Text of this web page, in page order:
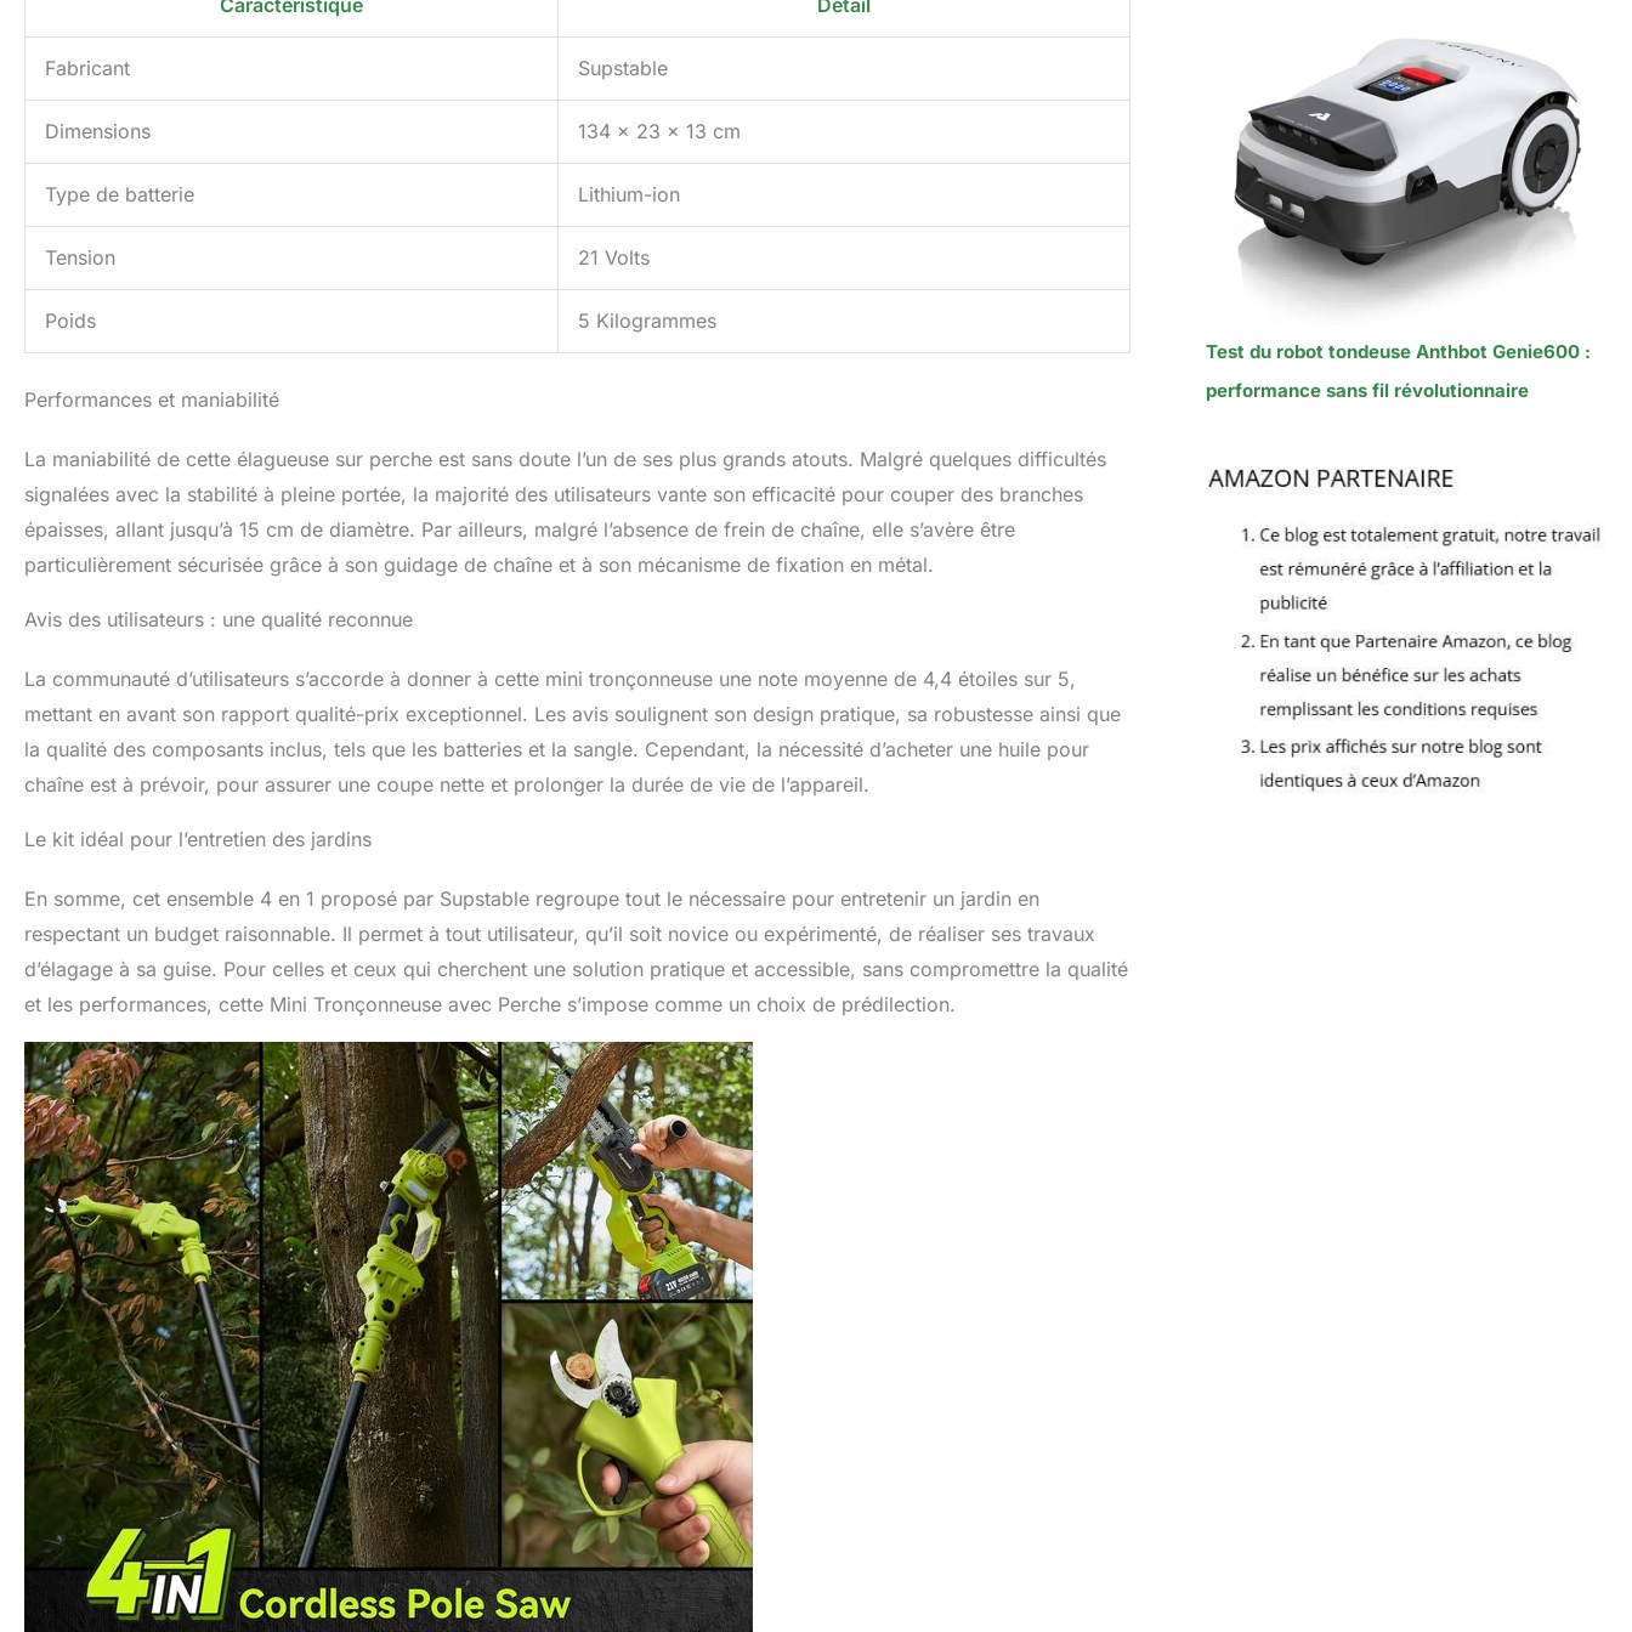
Caractéristique Détail
Fabricant Supstable
Dimensions 134 x 23 x 13 cm
Type de batterie Lithium-ion
Tension 21 Volts
Poids 5 Kilogrammes
Performances et maniabilité
La maniabilité de cette élagueuse sur perche est sans doute l’un de ses plus grands atouts. Malgré quelques difficultés
signalées avec la stabilité à pleine portée, la majorité des utilisateurs vante son efficacité pour couper des branches
épaisses, allant jusqu’à 15 cm de diamètre. Par ailleurs, malgré l’absence de frein de chaîne, elle s’avère être
particulièrement sécurisée grâce à son guidage de chaîne et à son mécanisme de fixation en métal.
Avis des utilisateurs : une qualité reconnue
La communauté d’utilisateurs s’accorde à donner à cette mini tronçonneuse une note moyenne de 4,4 étoiles sur 5,
mettant en avant son rapport qualité-prix exceptionnel. Les avis soulignent son design pratique, sa robustesse ainsi que
la qualité des composants inclus, tels que les batteries et la sangle. Cependant, la nécessité d’acheter une huile pour
chaîne est à prévoir, pour assurer une coupe nette et prolonger la durée de vie de l’appareil.
Le kit idéal pour l’entretien des jardins
En somme, cet ensemble 4 en 1 proposé par Supstable regroupe tout le nécessaire pour entretenir un jardin en
respectant un budget raisonnable. Il permet à tout utilisateur, qu’il soit novice ou expérimenté, de réaliser ses travaux
d’élagage à sa guise. Pour celles et ceux qui cherchent une solution pratique et accessible, sans compromettre la qualité
et les performances, cette Mini Tronçonneuse avec Perche s’impose comme un choix de prédilection.
Test du robot tondeuse Anthbot Genie600 :
performance sans fil révolutionnaire